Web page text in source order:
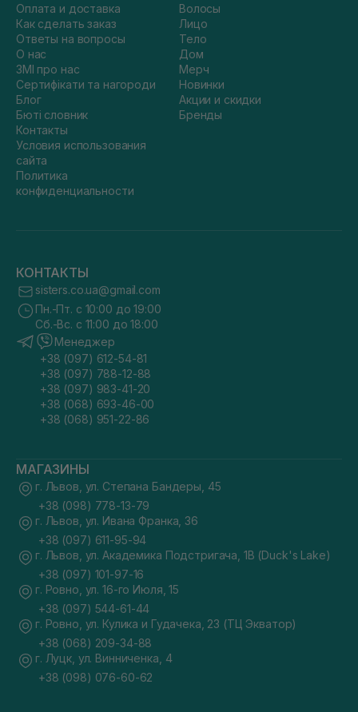
Оплата и доставка
Как сделать заказ
Ответы на вопросы
О нас
ЗМІ про нас
Сертифікати та нагороди
Блог
Бюті словник
Контакты
Условия использования
сайта
Политика
конфиденциальности
Волосы
Лицо
Тело
Дом
Мерч
Новинки
Акции и скидки
Бренды
КОНТАКТЫ
sisters.co.ua@gmail.com
Пн.-Пт. с 10:00 до 19:00
Сб.-Вс. с 11:00 до 18:00
Менеджер
+38 (097) 612-54-81
+38 (097) 788-12-88
+38 (097) 983-41-20
+38 (068) 693-46-00
+38 (068) 951-22-86
МАГАЗИНЫ
г. Львов, ул. Степана Бандеры, 45
+38 (098) 778-13-79
г. Львов, ул. Ивана Франка, 36
+38 (097) 611-95-94
г. Львов, ул. Академика Подстригача, 1В (Duck's Lake)
+38 (097) 101-97-16
г. Ровно, ул. 16-го Июля, 15
+38 (097) 544-61-44
г. Ровно, ул. Кулика и Гудачека, 23 (ТЦ Экватор)
+38 (068) 209-34-88
г. Луцк, ул. Винниченка, 4
+38 (098) 076-60-62